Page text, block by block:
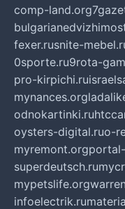
comp-land.org
fexer.rusnite-
0sporte.ru9rota-
pro-kirpichi.ru
mynances.org
odnokartinki.ru
oysters-digital.ruo-
myremont.org
superdeutsch.ru
mypetslife.org
infoelectrik.ru